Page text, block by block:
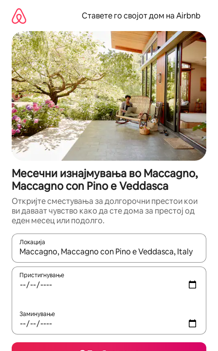
содржина
Ставете го својот дом на Airbnb
Месечни изнајмувања во Maccagno,
Maccagno con Pino e Veddasca
Откријте сместувања за долгорочни престои кои
ви даваат чувство како да сте дома за престој од
еден месец или подолго.
Локација
Кога резултатите се достапни, движете се со копчињата
Пристигнување
Заминување